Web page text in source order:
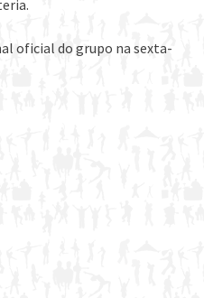
oficial do grupo na sexta-